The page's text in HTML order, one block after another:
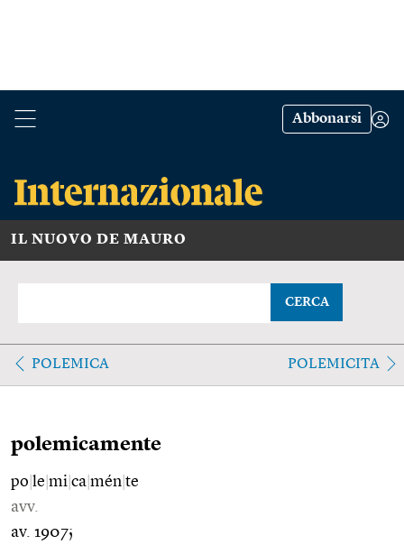
Abbonarsi
IL NUOVO DE MAURO
CERCA
POLEMICA POLEMICITA
polemicamente
po le mi ca mén te
avv.
av. 1907;